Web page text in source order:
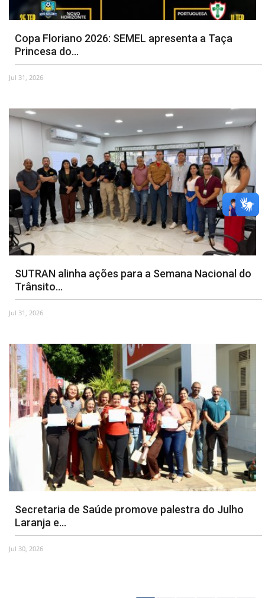
Copa Floriano 2026: SEMEL apresenta a Taça
Princesa do...
Jul 31, 2026
SUTRAN alinha ações para a Semana Nacional do
Trânsito...
Jul 31, 2026
Secretaria de Saúde promove palestra do Julho
Laranja e...
Jul 30, 2026